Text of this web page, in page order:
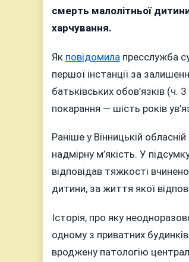
смерть малолітньої
харчування.
Як повідомила пресслужба
першої інстанції за
батьківських обов’язків (ч.
покарання — шість років
Раніше у Вінницькій обласній
надмірну м’якість. У
відповідав тяжкості
дитини, за життя якої
Історія, про яку
одному з приватних
вроджену патологію